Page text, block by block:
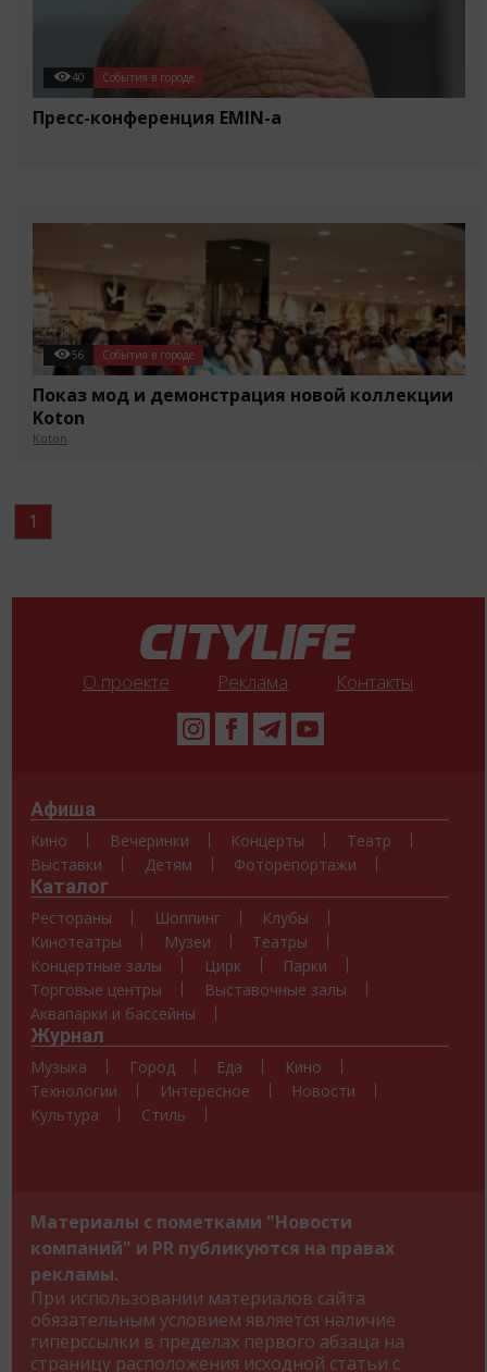
40 События в городе
Пресс-конференция EMIN-a
56 События в городе
Показ мод и демонстрация новой коллекции
Koton
Koton
1
О проекте Реклама Контакты
Афиша
Кино Вечеринки Концерты
Театр
Выставки
Детям Фоторепортажи
Каталог
Рестораны Шоппинг
Клубы
Кинотеатры
Музеи
Театры
Концертные залы
Цирк
Парки
Торговые центры
Выставочные залы
Аквапарки и бассейны
Журнал
Музыка Город Еда
Кино
Технологии
Интересное
Новости
Культура
Стиль
Материалы с пометками "Новости
компаний" и PR публикуются на правах
рекламы.
При использовании материалов сайта
обязательным условием является наличие
гиперссылки в пределах первого абзаца на
страницу расположения исходной статьи с